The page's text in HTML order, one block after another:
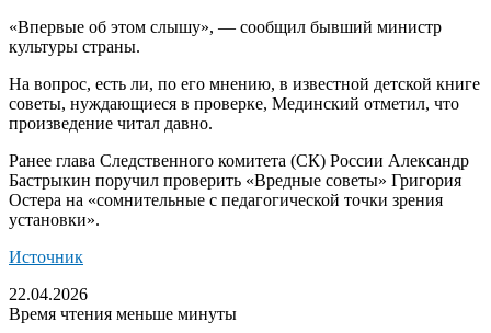
«Впервые об этом слышу», — сообщил бывший министр
культуры страны.
На вопрос, есть ли, по его мнению, в известной детской книге
советы, нуждающиеся в проверке, Мединский отметил, что
произведение читал давно.
Ранее глава Следственного комитета (СК) России Александр
Бастрыкин поручил проверить «Вредные советы» Григория
Остера на «сомнительные с педагогической точки зрения
установки».
Источник
22.04.2026
Время чтения меньше минуты